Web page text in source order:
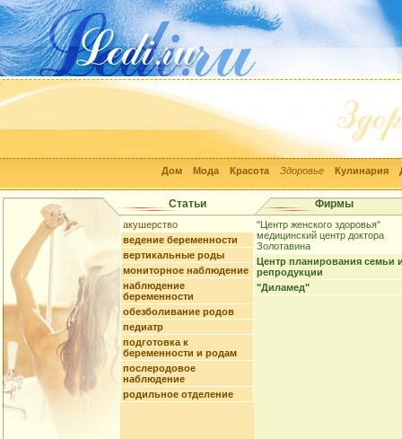
Дом Мода Красота Здоровье Кулинария
Статьи Фирмы
акушерство
ведение беременности
вертикальные роды
мониторное наблюдение
наблюдение
беременности
обезболивание родов
педиатр
подготовка к
беременности и родам
послеродовое
наблюдение
родильное отделение
"Центр женского здоровья"
медицинский центр доктора
Золотавина
Центр планирования семьи
репродукции
"Диламед"